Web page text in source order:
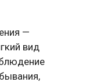
—
вид